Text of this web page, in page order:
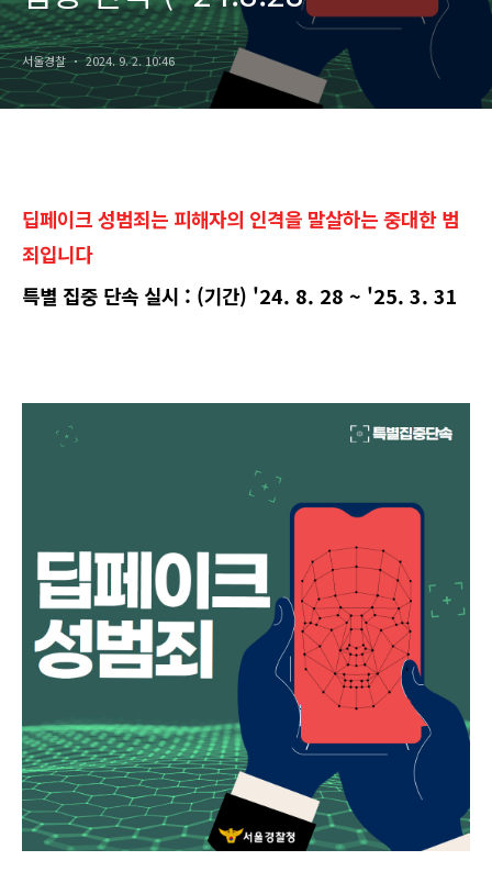
`25.3.31)
서울경찰 2024. 9. 2. 10:46
딥페이크 성범죄는 피해자의 인격을 말살하는 중대한 범
죄입니다
특별 집중 단속 실시 : (기간) '24. 8. 28 ~ '25. 3. 31